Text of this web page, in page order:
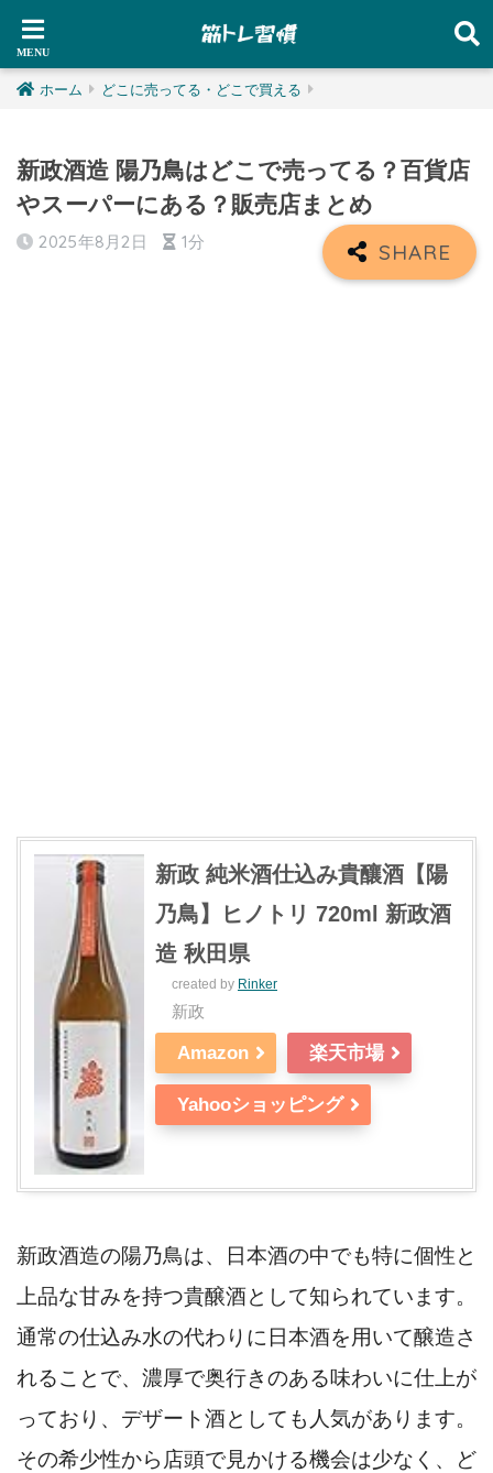
ホーム どこに売ってる・どこで買える
新政酒造 陽乃鳥はどこで売ってる？百貨店
やスーパーにある？販売店まとめ
2025年8月2日 1分
新政 純米酒仕込み貴釀酒【陽
乃鳥】ヒノトリ 720ml 新政酒
造 秋田県
created by Rinker
新政
Amazon 楽天市場
Yahooショッピング
新政酒造の陽乃鳥は、日本酒の中でも特に個性と
上品な甘みを持つ貴醸酒として知られています。
通常の仕込み水の代わりに日本酒を用いて醸造さ
れることで、濃厚で奥行きのある味わいに仕上が
っており、デザート酒としても人気があります。
その希少性から店頭で見かける機会は少なく、ど